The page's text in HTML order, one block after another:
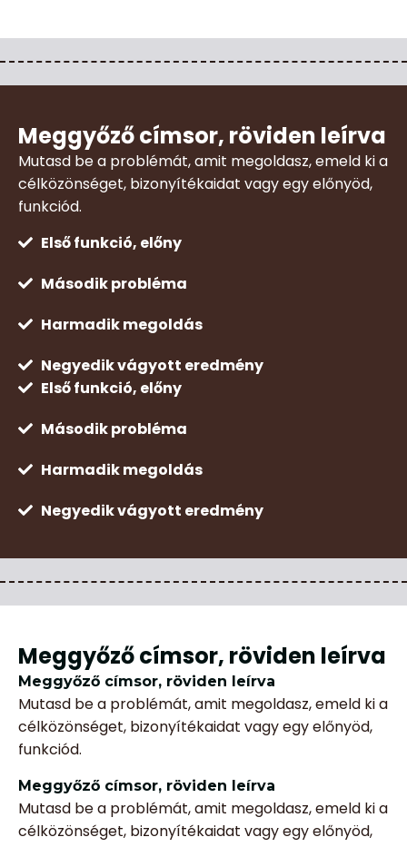
Meggyőző címsor, röviden leírva
Mutasd be a problémát, amit megoldasz, emeld ki a
célközönséget, bizonyítékaidat vagy egy előnyöd,
funkciód.
Első funkció, előny
Második probléma
Harmadik megoldás
Negyedik vágyott eredmény
Első funkció, előny
Második probléma
Harmadik megoldás
Negyedik vágyott eredmény
Meggyőző címsor, röviden leírva
Meggyőző címsor, röviden leírva
Mutasd be a problémát, amit megoldasz, emeld ki a
célközönséget, bizonyítékaidat vagy egy előnyöd,
funkciód.
Meggyőző címsor, röviden leírva
Mutasd be a problémát, amit megoldasz, emeld ki a
célközönséget, bizonyítékaidat vagy egy előnyöd,